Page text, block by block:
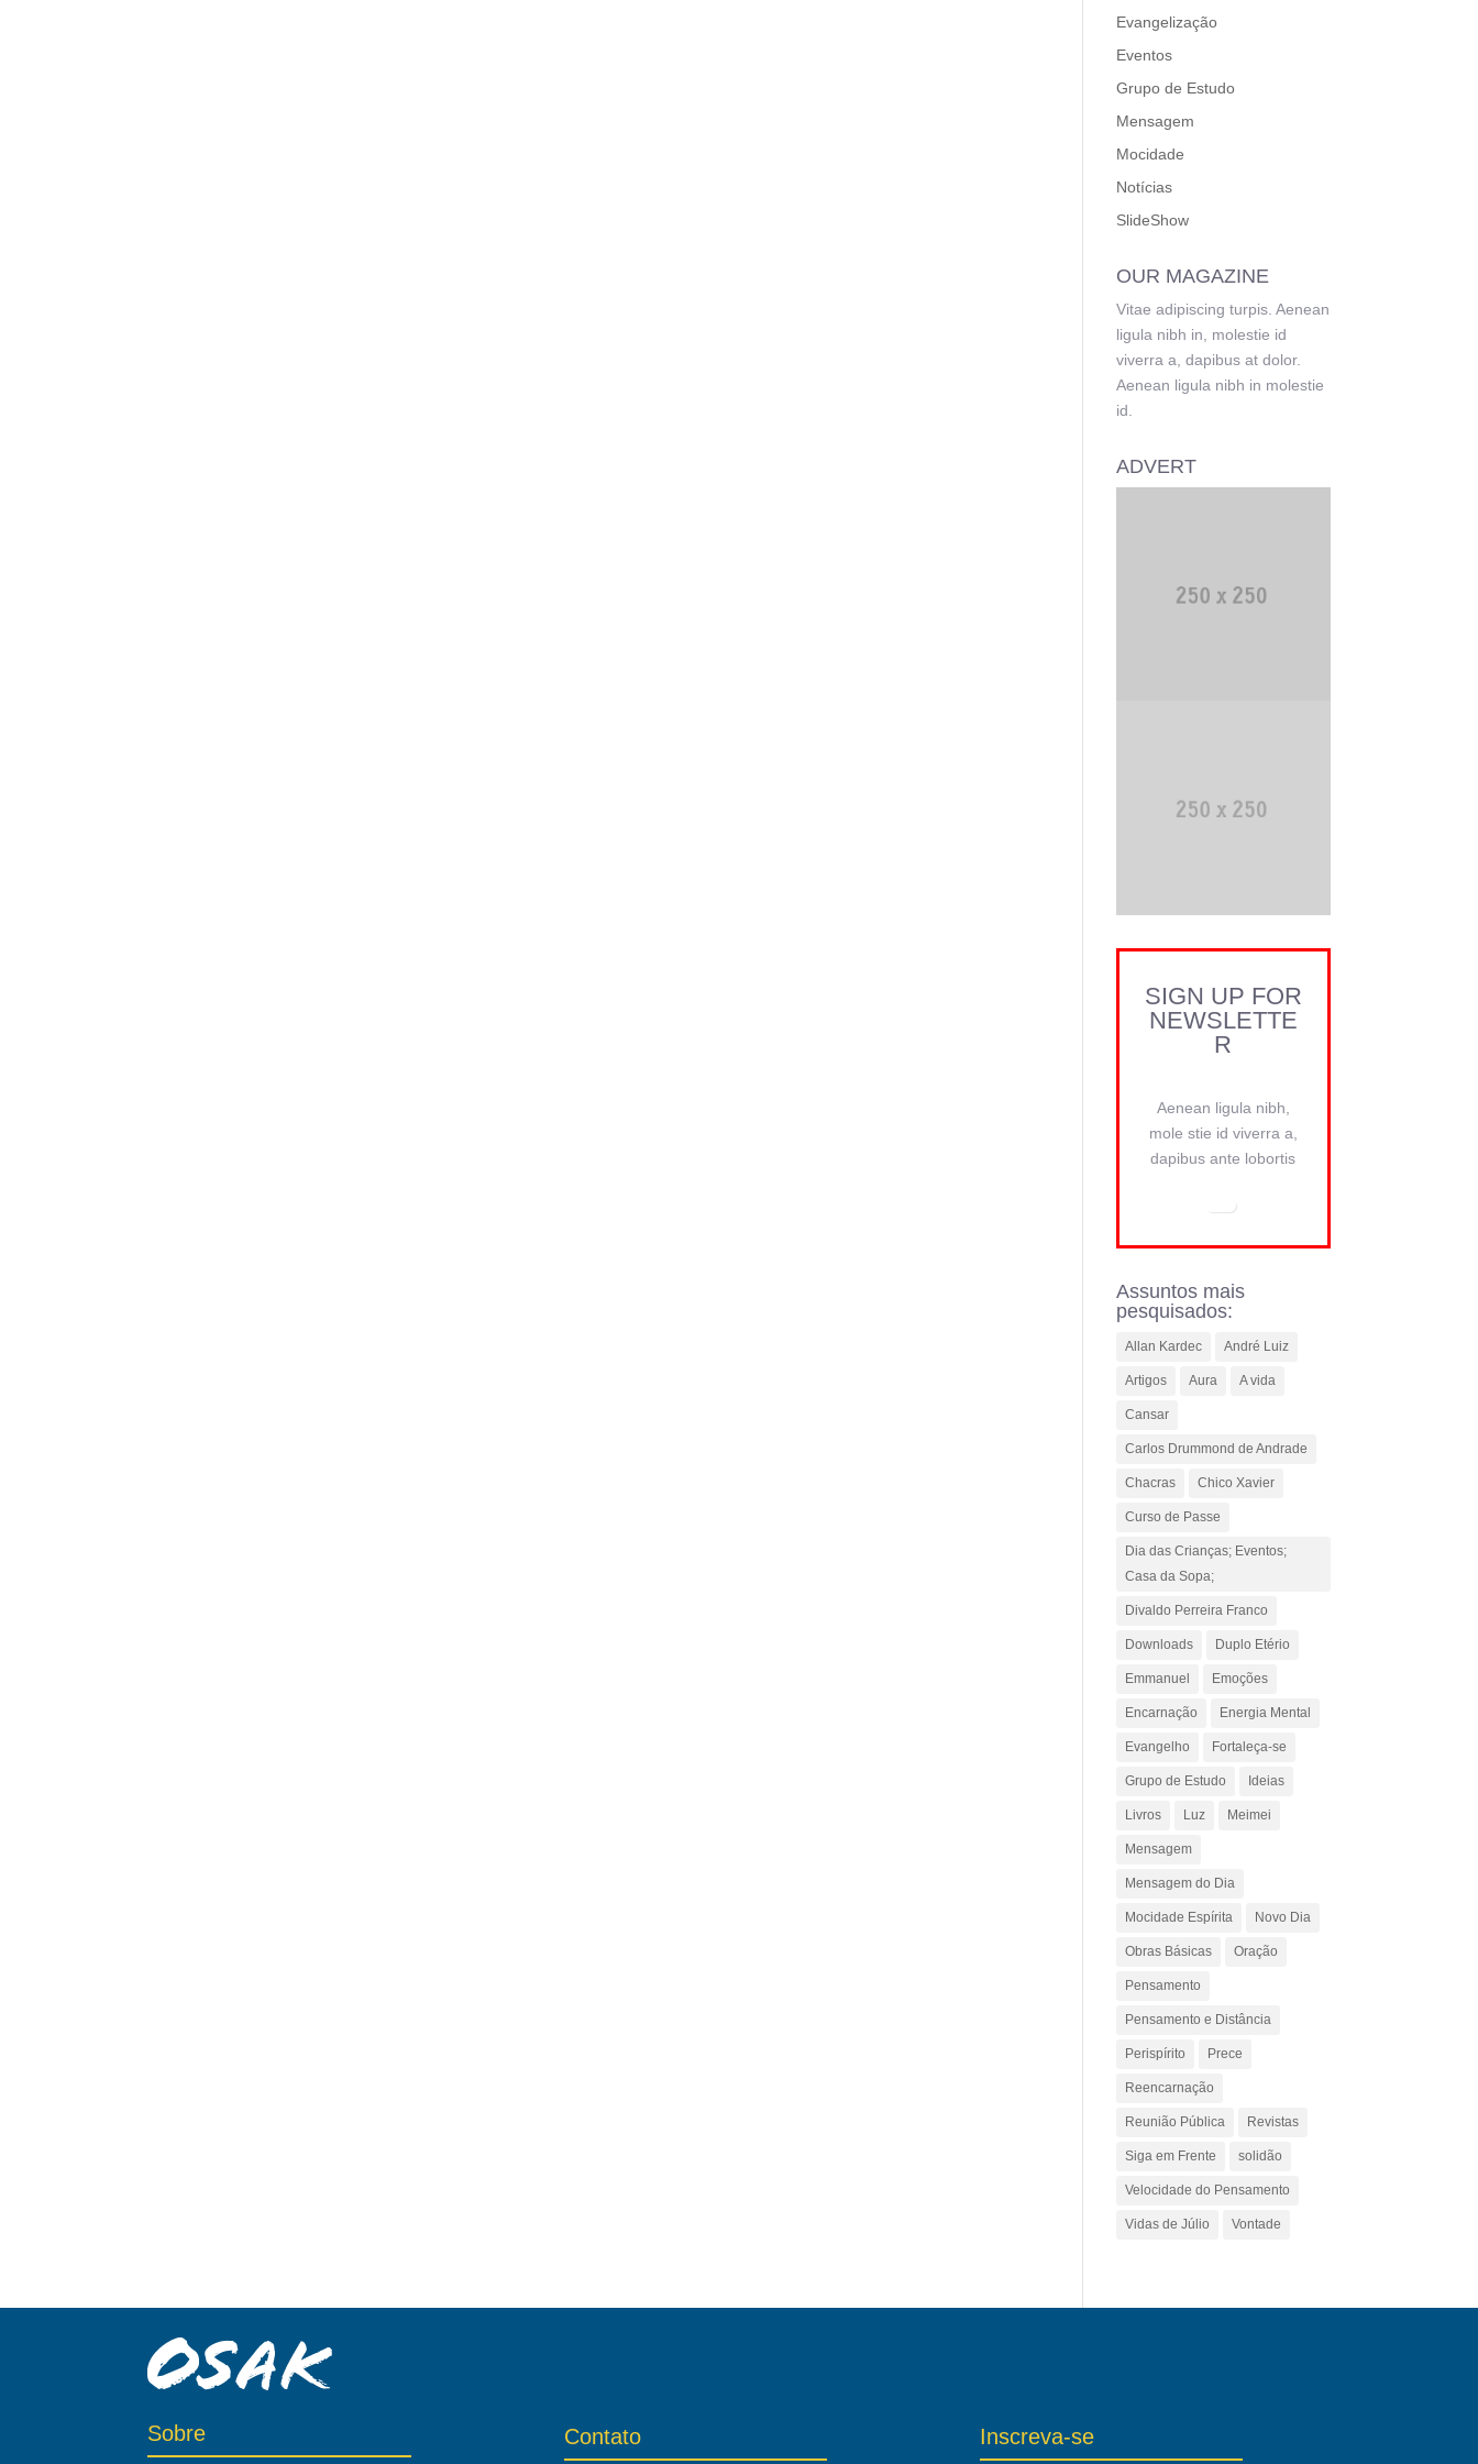
Evangelização
Eventos
Grupo de Estudo
Mensagem
Mocidade
Notícias
SlideShow
OUR MAGAZINE
Vitae adipiscing turpis. Aenean
ligula nibh in, molestie id
viverra a, dapibus at dolor.
Aenean ligula nibh in molestie
id.
ADVERT
SIGN UP FOR
NEWSLETTE
R
Aenean ligula nibh,
mole stie id viverra a,
dapibus ante lobortis
Assuntos mais
pesquisados:
Allan Kardec André Luiz
Artigos Aura A vida
Cansar
Carlos Drummond de Andrade
Chacras Chico Xavier
Curso de Passe
Dia das Crianças; Eventos;
Casa da Sopa;
Divaldo Perreira Franco
Downloads Duplo Etério
Emmanuel Emoções
Encarnação Energia Mental
Evangelho Fortaleça-se
Grupo de Estudo Ideias
Livros Luz Meimei
Mensagem
Mensagem do Dia
Mocidade Espírita Novo Dia
Obras Básicas Oração
Pensamento
Pensamento e Distância
Perispírito Prece
Reencarnação
Reunião Pública Revistas
Siga em Frente solidão
Velocidade do Pensamento
Vidas de Júlio Vontade
Sobre Contato Inscreva-se